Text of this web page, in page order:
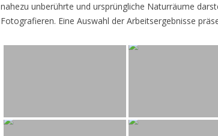
nahezu unberührte und ursprüngliche Naturräume
Fotografieren. Eine Auswahl der Arbeitsergebnisse